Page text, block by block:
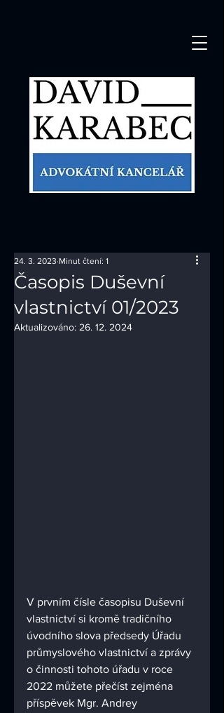
Časopis Duševní
vlastnictví 01/2023
24. 3. 2023 Minut čtení: 1
Aktualizováno: 26. 12. 2024
V prvním čísle časopisu Duševní
vlastnictví si kromě tradičního
úvodního slova předsedy Úřadu
průmyslového vlastnictví a zprávy
o činnosti tohoto úřadu v roce
2022 můžete přečíst zejména
příspěvek Mgr. Andrey